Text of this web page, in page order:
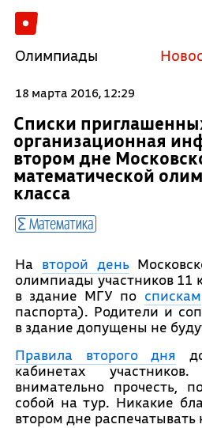
Олимпиады
18 марта 2016, 12:29
Списки
организационная
втором дне
математической
класса
Математика
На второй день
олимпиады участников 11
в здание МГУ по спискам
паспорта). Родители и
в здание допущены не
Правила второго дня
кабинетах
внимательно прочесть,
собой на тур. Никакие
втором дне распечатывать